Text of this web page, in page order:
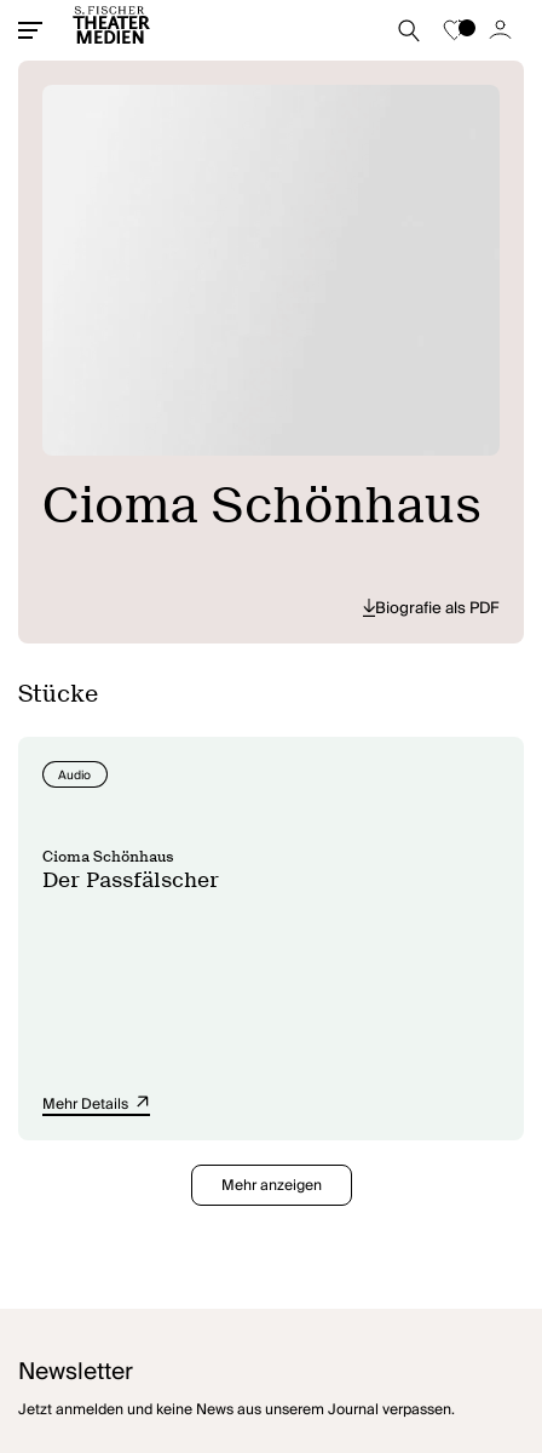
Cioma Schönhaus
Biografie als PDF
Stücke
Audio
Cioma Schönhaus
Der Passfälscher
Mehr Details
Mehr anzeigen
Newsletter
Jetzt anmelden und keine News aus unserem Journal verpassen.